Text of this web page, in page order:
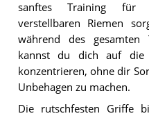
sanftes Training für
verstellbaren Riemen
während des gesamten
kannst du dich auf die
konzentrieren, ohne dir
Unbehagen zu machen.
Die rutschfesten Griffe